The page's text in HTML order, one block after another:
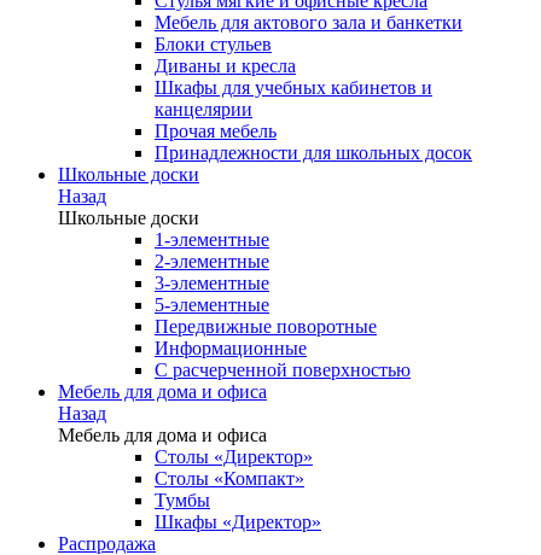
Мебель для актового зала и банкетки
Блоки стульев
Диваны и кресла
Шкафы для учебных кабинетов и
канцелярии
Прочая мебель
Принадлежности для школьных досок
Школьные доски
Назад
Школьные доски
1-элементные
2-элементные
3-элементные
5-элементные
Передвижные поворотные
Информационные
С расчерченной поверхностью
Мебель для дома и офиса
Назад
Мебель для дома и офиса
Столы «Директор»
Столы «Компакт»
Тумбы
Шкафы «Директор»
Распродажа